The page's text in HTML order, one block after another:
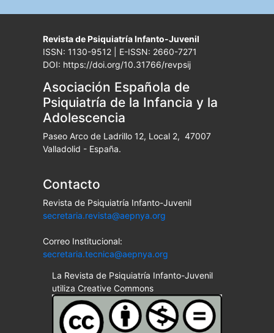
Revista de Psiquiatría Infanto-Juvenil
ISSN: 1130-9512 | E-ISSN: 2660-7271
DOI: https://doi.org/10.31766/revpsij
Asociación Española de
Psiquiatría de la Infancia y la
Adolescencia
Paseo Arco de Ladrillo 12, Local 2, 47007
Valladolid - España.
Contacto
Revista de Psiquiatría Infanto-Juvenil
secretaria.revista@aepnya.org
Correo Institucional:
secretaria.tecnica@aepnya.org
La Revista de Psiquiatría Infanto-Juvenil
utiliza Creative Commons